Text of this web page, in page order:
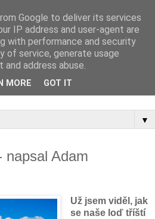
kurzů a co se na nich
▼
napsal Adam
Už jsem viděl, jak
se naše loď tříští
Google to deliver its services
IP address and user-agent are
with performance and security
of service, generate usage
address abuse.
MORE GOT IT